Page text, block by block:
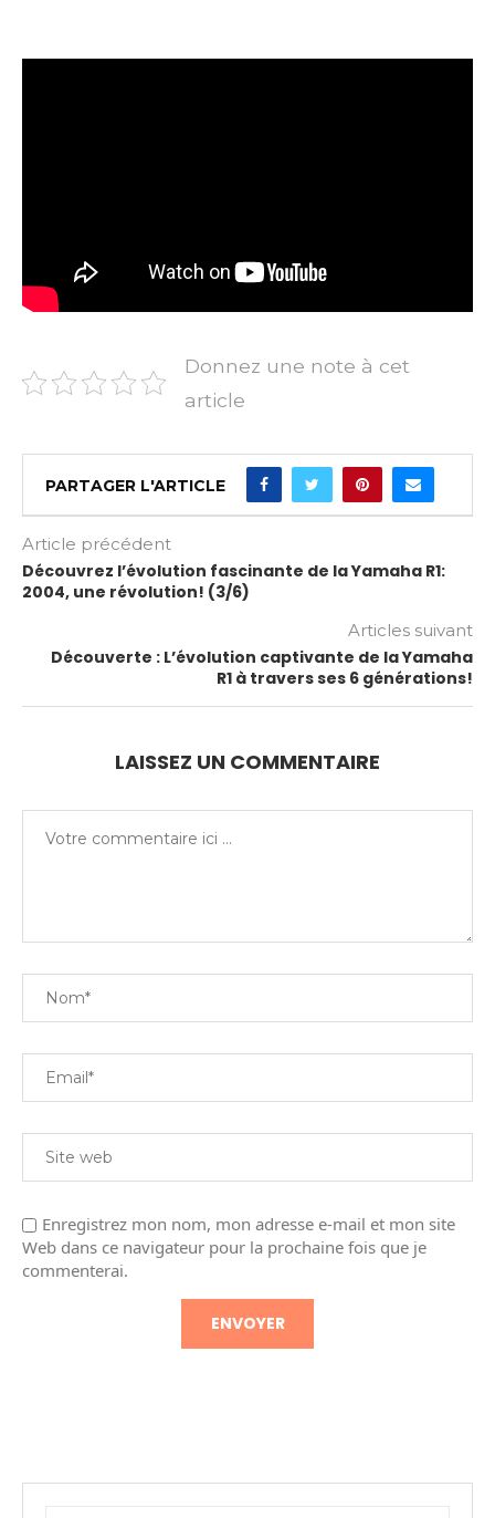
Donnez une note à cet
article
PARTAGER L'ARTICLE
Article précédent
Découvrez l’évolution fascinante de la Yamaha R1:
2004, une révolution! (3/6)
Articles suivant
Découverte : L’évolution captivante de la Yamaha
R1 à travers ses 6 générations!
LAISSEZ UN COMMENTAIRE
Enregistrez mon nom, mon adresse e-mail et mon site
Web dans ce navigateur pour la prochaine fois que je
commenterai.